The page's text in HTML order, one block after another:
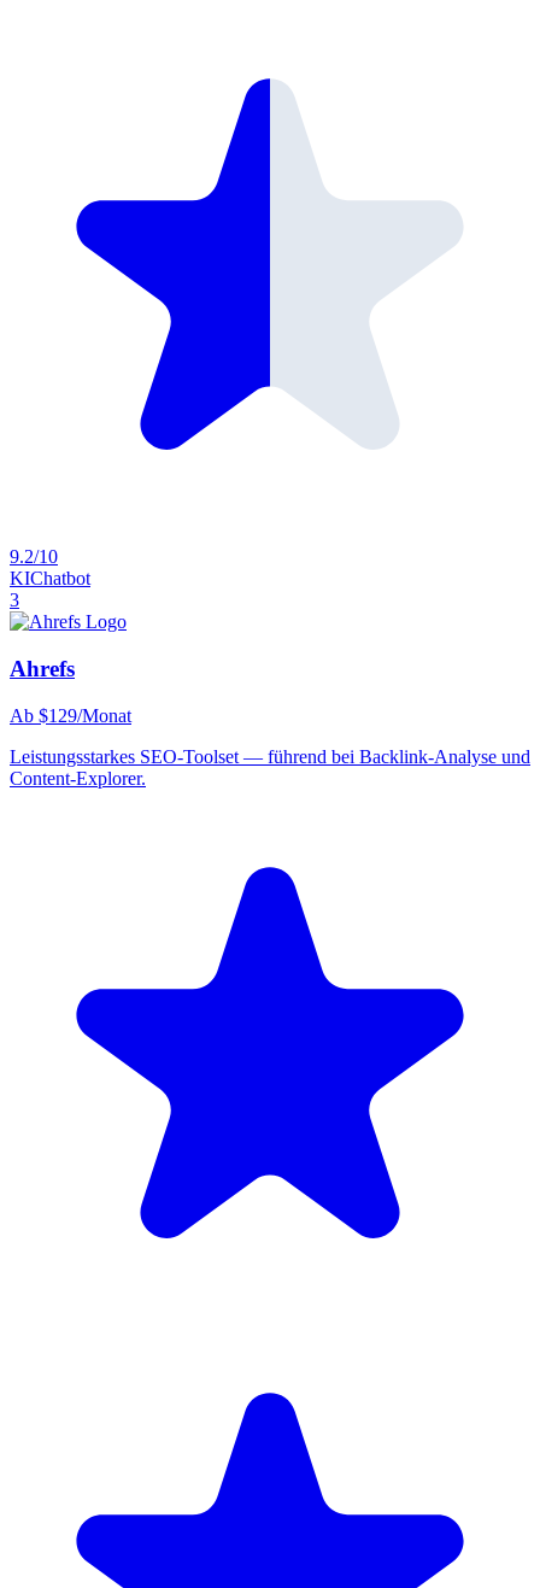
9.2/10
KIChatbot
3
Ahrefs
Ab $129/Monat
Leistungsstarkes SEO-Toolset — führend bei Backlink-Analyse und
Content-Explorer.